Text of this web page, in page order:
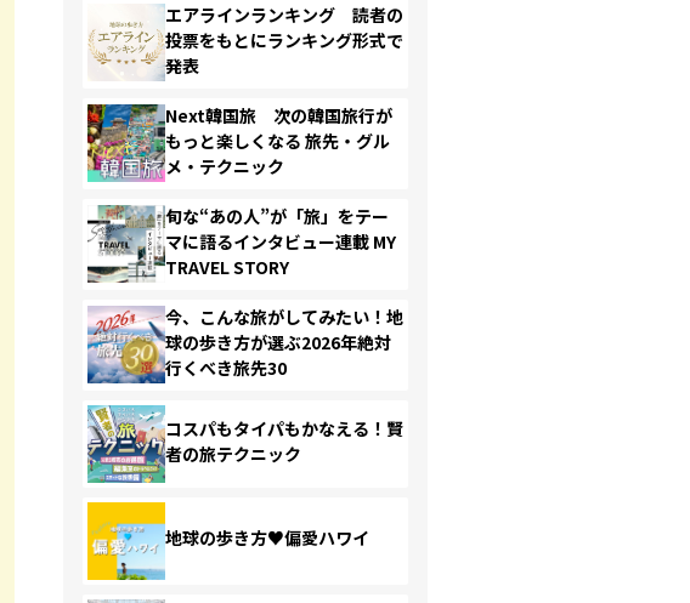
エアラインランキング 読者の
投票をもとにランキング形式で
発表
Next韓国旅 次の韓国旅行が
もっと楽しくなる 旅先・グル
メ・テクニック
旬な“あの人”が「旅」をテー
マに語るインタビュー連載 MY
TRAVEL STORY
今、こんな旅がしてみたい！地
球の歩き方が選ぶ2026年絶対
行くべき旅先30
コスパもタイパもかなえる！賢
者の旅テクニック
地球の歩き方♥偏愛ハワイ